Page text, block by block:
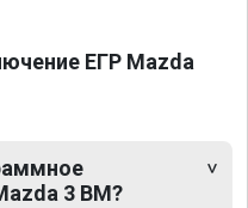
ЕГР Mazda
3 BM?